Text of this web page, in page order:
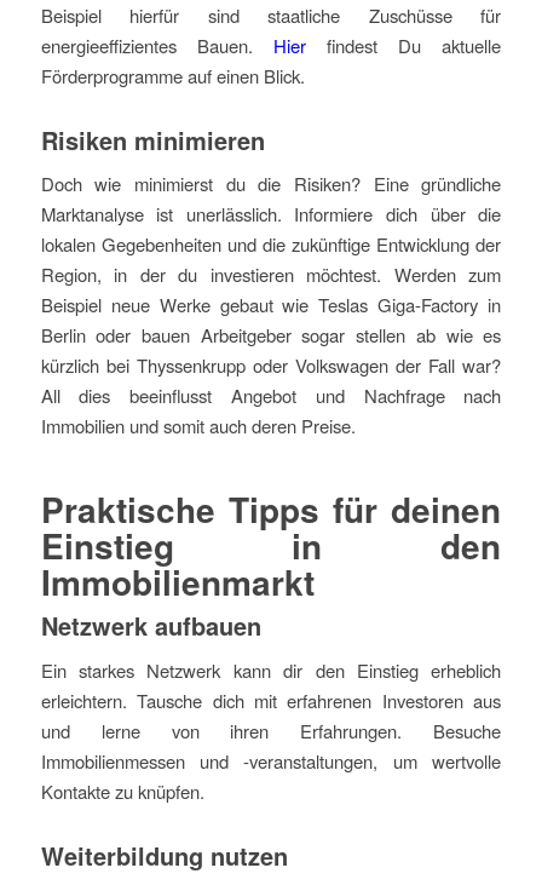
Beispiel hierfür sind staatliche Zuschüsse für
energieeffizientes Bauen. Hierfindest Du aktuelle
Förderprogramme auf einen Blick.
Risiken minimieren
Doch wie minimierst du die Risiken? Eine gründliche
Marktanalyse ist unerlässlich. Informiere dich über die
lokalen Gegebenheiten und die zukünftige Entwicklung der
Region, in der du investieren möchtest. Werden zum
Beispiel neue Werke gebaut wie Teslas Giga-Factory in
Berlin oder bauen Arbeitgeber sogar stellen ab wie es
kürzlich bei Thyssenkrupp oder Volkswagen der Fall war?
All dies beeinflusst Angebot und Nachfrage nach
Immobilien und somit auch deren Preise.
Praktische Tipps für deinen
Einstieg in den
Immobilienmarkt
Netzwerk aufbauen
Ein starkes Netzwerk kann dir den Einstieg erheblich
erleichtern. Tausche dich mit erfahrenen Investoren aus
und lerne von ihren Erfahrungen. Besuche
Immobilienmessen und -veranstaltungen, um wertvolle
Kontakte zu knüpfen.
Weiterbildung nutzen